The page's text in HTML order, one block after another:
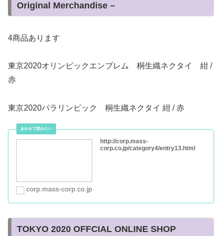
Original Merchandise –
4商品あります
東京2020オリンピックエンブレム 桐生織ネクタイ 紺 /
赤
東京2020パラリンピック 桐生織ネクタイ 紺 / 赤
http://corp.mass-
corp.co.jp/category4/entry13.html
corp.mass-corp.co.jp
TOKYO 2020 OFFCIAL ONLINE SHOP